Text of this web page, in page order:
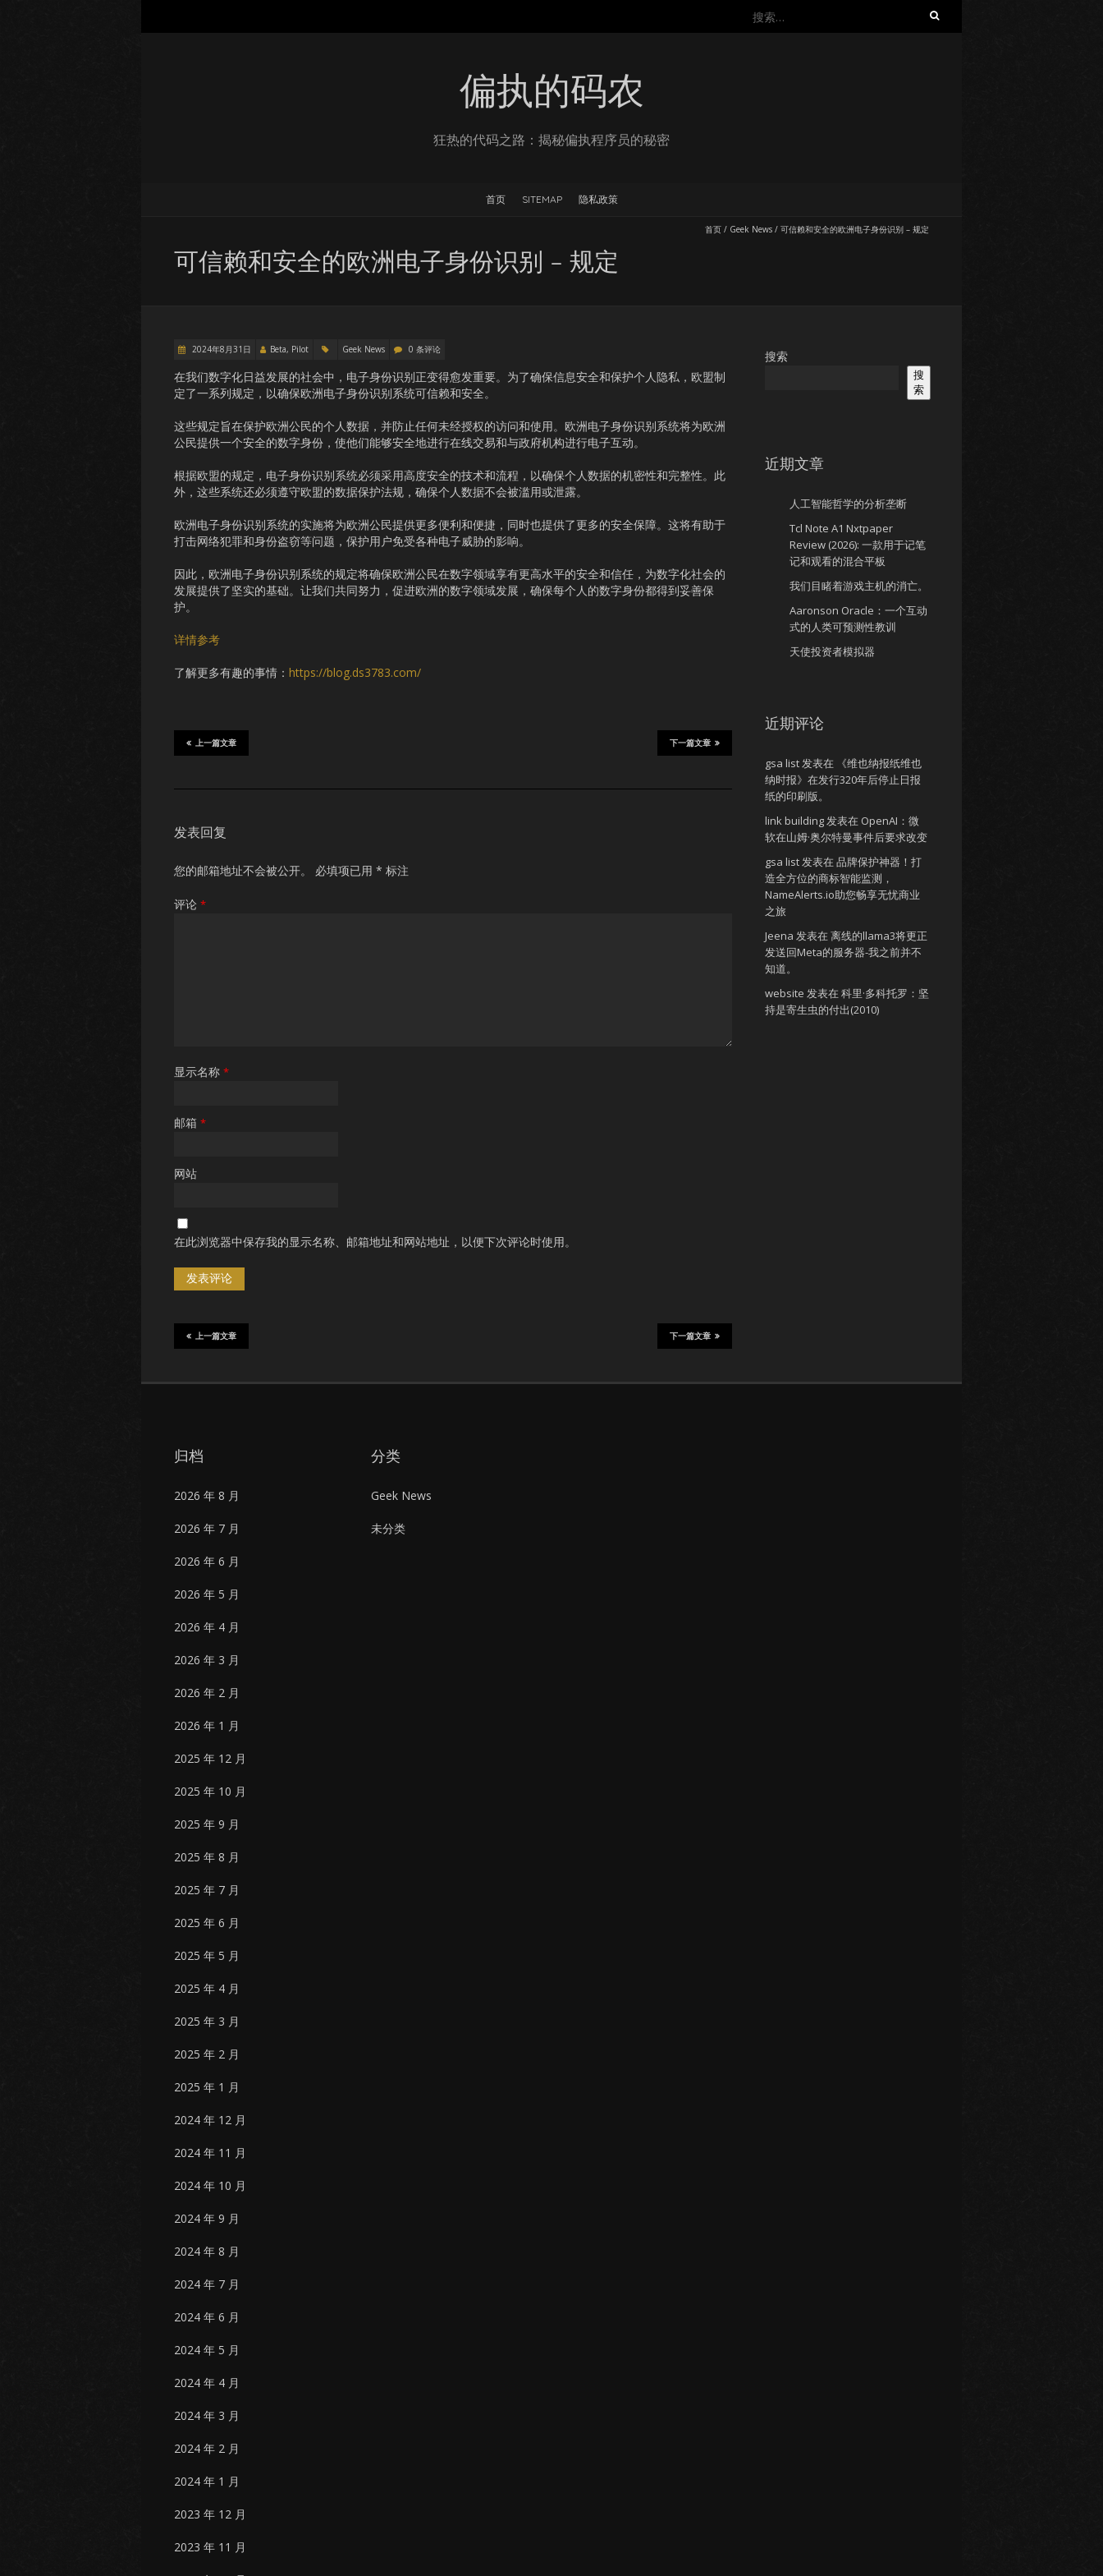
搜
偏执的码农
狂热的代码之路：揭秘偏执程序员的秘密
首页 SITEMAP 隐私政策
首页 / Geek News / 可信赖和安全的欧洲电子身份识别 – 规定
可信赖和安全的欧洲电子身份识别 – 规定
2024年8月31日 Beta, Pilot Geek News 0 条评论
在我们数字化日益发展的社会中，电子身份识别正变得愈发重要。为了确保信息安全和保护个人隐私，欧盟制
定了一系列规定，以确保欧洲电子身份识别系统可信赖和安全。
这些规定旨在保护欧洲公民的个人数据，并防止任何未经授权的访问和使用。欧洲电子身份识别系统将为欧洲
公民提供一个安全的数字身份，使他们能够安全地进行在线交易和与政府机构进行电子互动。
根据欧盟的规定，电子身份识别系统必须采用高度安全的技术和流程，以确保个人数据的机密性和完整性。此
外，这些系统还必须遵守欧盟的数据保护法规，确保个人数据不会被滥用或泄露。
欧洲电子身份识别系统的实施将为欧洲公民提供更多便利和便捷，同时也提供了更多的安全保障。这将有助于
打击网络犯罪和身份盗窃等问题，保护用户免受各种电子威胁的影响。
因此，欧洲电子身份识别系统的规定将确保欧洲公民在数字领域享有更高水平的安全和信任，为数字化社会的
发展提供了坚实的基础。让我们共同努力，促进欧洲的数字领域发展，确保每个人的数字身份都得到妥善保
护。
详情参考
了解更多有趣的事情： https://blog.ds3783.com/
下一篇文章
上一篇文章
发表回复
您的邮箱地址不会被公开。 必填项已用 * 标注
评论 *
显示名称 *
邮箱 *
网站
在此浏览器中保存我的显示名称、邮箱地址和网站地址，以便下次评论时使用。
下一篇文章
上一篇文章
搜索
搜
索
近期文章
人工智能哲学的分析垄断
Tcl Note A1 Nxtpaper
Review (2026): 一款用于记笔
记和观看的混合平板
我们目睹着游戏主机的消亡。
Aaronson Oracle：一个互动
式的人类可预测性教训
天使投资者模拟器
近期评论
gsa list发表在
《维也纳报纸维也
纳时报》在发行320年后停止日报
纸的印刷版。
link building发表在 OpenAI：微
软在山姆·奥尔特曼事件后要求改变
gsa list发表在 品牌保护神器！打
造全方位的商标智能监测，
NameAlerts.io助您畅享无忧商业
之旅
Jeena 发表在 离线的llama3将更正
发送回Meta的服务器-我之前并不
知道。
website 发表在 科里·多科托罗：坚
持是寄生虫的付出(2010)
归档
2026 年 8 月
2026 年 7 月
2026 年 6 月
2026 年 5 月
2026 年 4 月
2026 年 3 月
2026 年 2 月
2026 年 1 月
2025 年 12 月
2025 年 10 月
2025 年 9 月
2025 年 8 月
2025 年 7 月
2025 年 6 月
2025 年 5 月
2025 年 4 月
2025 年 3 月
2025 年 2 月
2025 年 1 月
2024 年 12 月
2024 年 11 月
2024 年 10 月
2024 年 9 月
2024 年 8 月
2024 年 7 月
2024 年 6 月
2024 年 5 月
2024 年 4 月
2024 年 3 月
2024 年 2 月
2024 年 1 月
2023 年 12 月
2023 年 11 月
分类
Geek News
未分类